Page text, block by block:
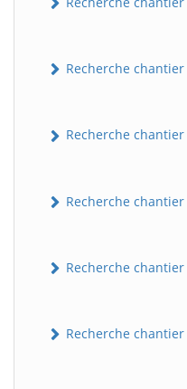
Recherche
Recherche
Recherche
Recherche
Recherche